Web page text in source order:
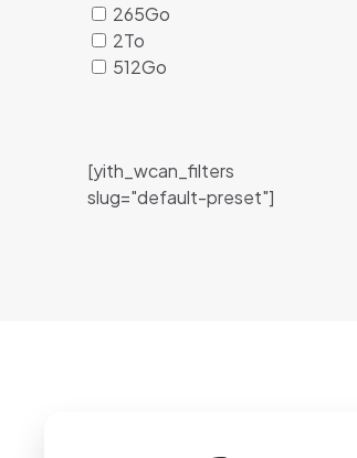
265Go
2To
512Go
[yith_wcan_filters
slug="default-preset"]
Des